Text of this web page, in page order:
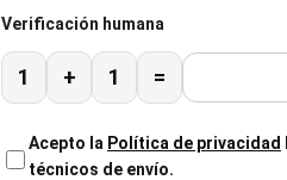
Verificación humana
1 + 1 =
Acepto la Política de privacidad
técnicos de envío.